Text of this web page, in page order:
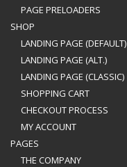
PAGE PRELOADERS
SHOP
LANDING PAGE (DEFAULT)
LANDING PAGE (ALT.)
LANDING PAGE (CLASSIC)
SHOPPING CART
CHECKOUT PROCESS
MY ACCOUNT
PAGES
THE COMPANY